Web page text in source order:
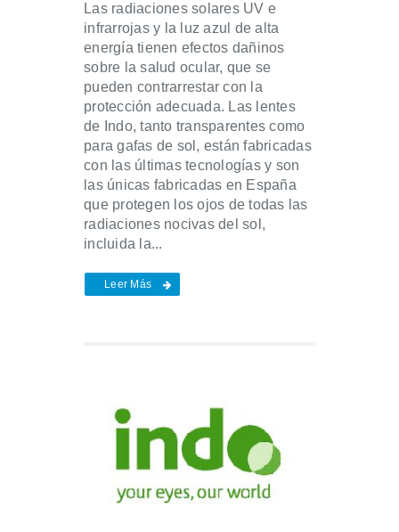
Las radiaciones solares UV e
infrarrojas y la luz azul de alta
energía tienen efectos dañinos
sobre la salud ocular, que se
pueden contrarrestar con la
protección adecuada. Las lentes
de Indo, tanto transparentes como
para gafas de sol, están fabricadas
con las últimas tecnologías y son
las únicas fabricadas en España
que protegen los ojos de todas las
radiaciones nocivas del sol,
incluida la...
Leer Más